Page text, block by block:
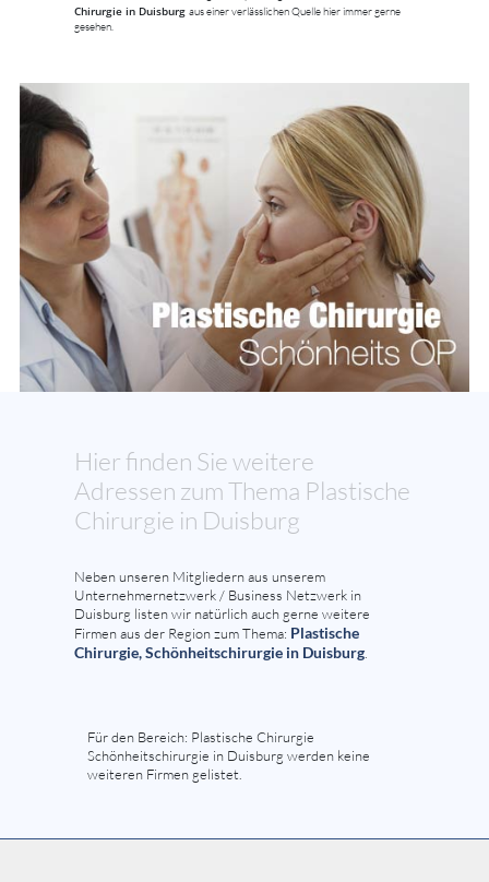
Chirurgie in Duisburg aus einer verlässlichen Quelle hier immer gerne
gesehen.
Hier finden Sie weitere
Adressen zum Thema Plastische
Chirurgie in Duisburg
Neben unseren Mitgliedern aus unserem
Unternehmernetzwerk / Business Netzwerk in
Duisburg listen wir natürlich auch gerne weitere
Firmen aus der Region zum Thema: Plastische
Chirurgie, Schönheitschirurgie in Duisburg.
Für den Bereich: Plastische Chirurgie
Schönheitschirurgie in Duisburg werden keine
weiteren Firmen gelistet.